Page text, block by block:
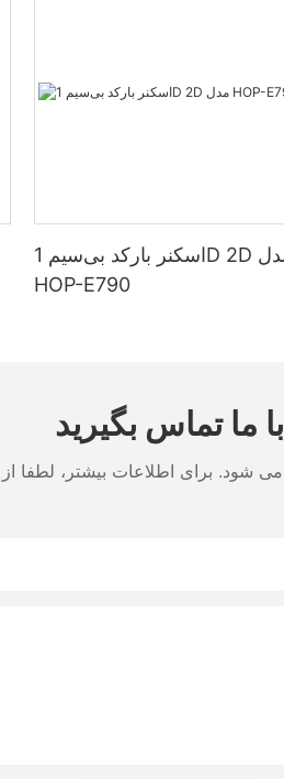
اسکنر بارکد بی‌سیم 1D 2D مدل
HOP-E790
با ما تماس بگیرید